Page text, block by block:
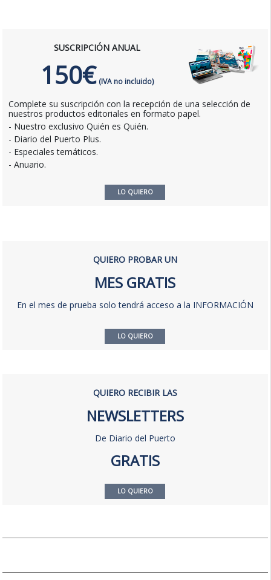
SUSCRIPCIÓN ANUAL
150€ (IVA no incluido)
Complete su suscripción con la recepción de una selección de
nuestros productos editoriales en formato papel.
- Nuestro exclusivo Quién es Quién.
- Diario del Puerto Plus.
- Especiales temáticos.
- Anuario.
LO QUIERO
QUIERO PROBAR UN
MES GRATIS
En el mes de prueba solo tendrá acceso a la INFORMACIÓN
LO QUIERO
QUIERO RECIBIR LAS
NEWSLETTERS
De Diario del Puerto
GRATIS
LO QUIERO